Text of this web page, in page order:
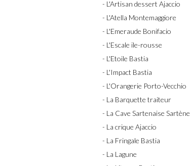
- L'Artisan dessert Ajaccio
- L'Atella Montemaggiore
- L'Emeraude Bonifacio
- L'Escale ile-rousse
- L'Etoile Bastia
- L'Impact Bastia
- L'Orangerie Porto-Vecchio
- La Barquette traiteur
- La Cave Sartenaise Sartène
- La crique Ajaccio
- La Fringale Bastia
- La Lagune